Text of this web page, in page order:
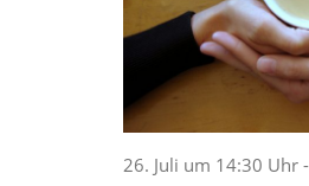
26. Juli um 14:30 Uhr-